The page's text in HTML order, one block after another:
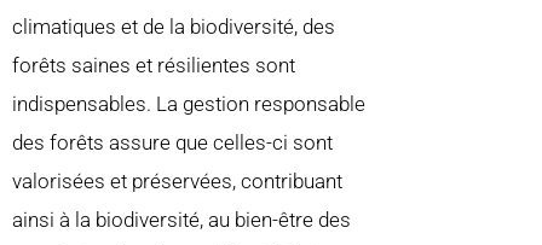
climatiques et de la biodiversité, des
forêts saines et résilientes sont
indispensables. La gestion responsable
des forêts assure que celles-ci sont
valorisées et préservées, contribuant
ainsi à la biodiversité, au bien-être des